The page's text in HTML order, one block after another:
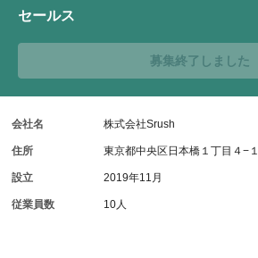
セールス
募集終了しました
会社名 株式会社Srush
住所 東京都中央区日本橋１丁目４−１
設立 2019年11月
従業員数 10人